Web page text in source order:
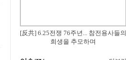
[反共] 6.25전쟁 76주년... 참전용사들의
희생을 추모하며